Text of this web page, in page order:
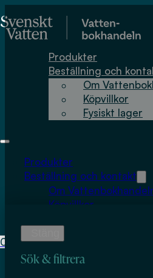
Produkter
Beställning och
Om
Köpvillkor
Fysiskt lager
Produkter
Beställning och kontakt
Om
Köpvillkor
0
kr
Inga produkter i varukorgen.
Ecoplan
Sök & filtrera